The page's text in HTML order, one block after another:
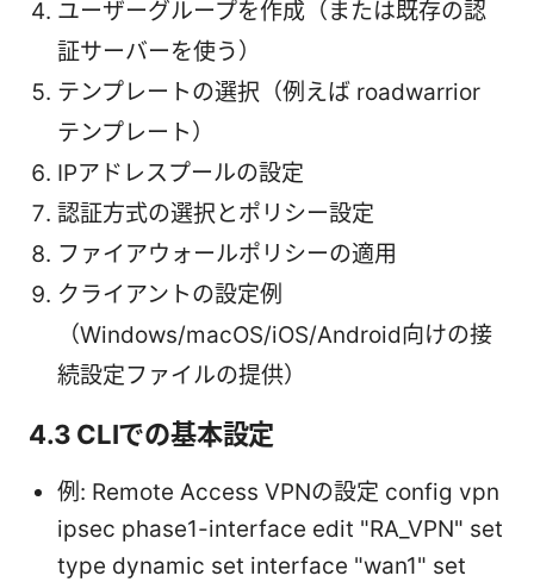
ユーザーグループを作成（または既存の認
証サーバーを使う）
テンプレートの選択（例えば roadwarrior
テンプレート）
IPアドレスプールの設定
認証方式の選択とポリシー設定
ファイアウォールポリシーの適用
クライアントの設定例
（Windows/macOS/iOS/Android向けの接
続設定ファイルの提供）
4.3 CLIでの基本設定
例: Remote Access VPNの設定 config vpn
ipsec phase1-interface edit "RA_VPN" set
type dynamic set interface "wan1" set